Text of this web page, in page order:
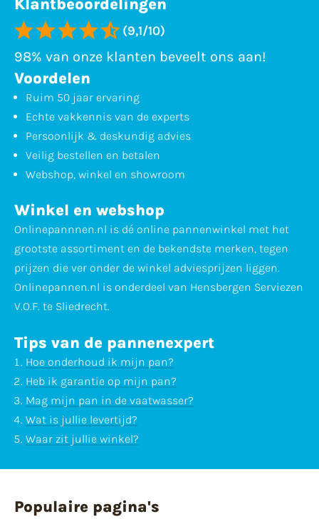
Klantbeoordelingen
(9,1/10)
98% van onze klanten beveelt ons aan!
Voordelen
Ruim 50 jaar ervaring
Echte vakkennis van de experts
Persoonlijk & deskundig advies
Veilig bestellen en betalen
Webshop, winkel en showroom
Winkel en webshop
Onlinepannnen.nl is dé online pannenwinkel met het
grootste assortiment en de bekendste merken, tegen
prijzen die ver onder de winkel adviesprijzen liggen.
Onlinepannen.nl is onderdeel van Hensbergen Serviezen
V.O.F. te Sliedrecht.
Tips van de pannenexpert
Hoe onderhoud ik mijn pan?
Heb ik garantie op mijn pan?
Mag mijn pan in de vaatwasser?
Wat is jullie levertijd?
Waar zit jullie winkel?
Populaire pagina's